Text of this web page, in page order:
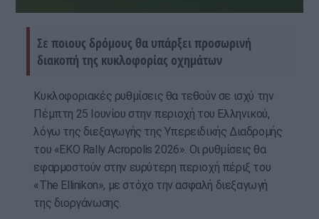
Σε ποιους δρόμους θα υπάρξει προσωρινή
διακοπή της κυκλοφορίας οχημάτων
Κυκλοφοριακές ρυθμίσεις θα τεθούν σε ισχύ την
Πέμπτη 25 Ιουνίου στην περιοχή του Ελληνικού,
λόγω της διεξαγωγής της Υπερειδικής Διαδρομής
του «EKO Rally Acropolis 2026». Οι ρυθμίσεις θα
εφαρμοστούν στην ευρύτερη περιοχή πέριξ του
«The Ellinikon», με στόχο την ασφαλή διεξαγωγή
της διοργάνωσης.